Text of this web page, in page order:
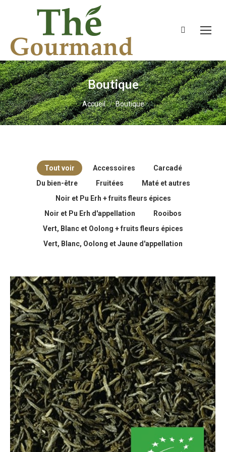
Recherche
Boutique
Vous êtes ici :
Accueil Boutique
Tout voir Accessoires
Carcadé
Du bien-être
Fruitées
Maté et autres
Noir et Pu Erh + fruits fleurs épices
Noir et Pu Erh d'appellation
Rooibos
Vert, Blanc et Oolong + fruits fleurs épices
Vert, Blanc, Oolong et Jaune d'appellation